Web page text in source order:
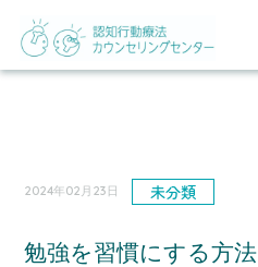
2024年02月23日 未分類
勉強を習慣にする方法